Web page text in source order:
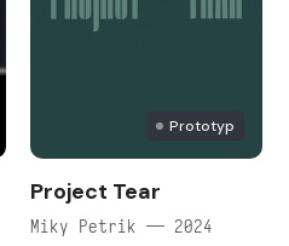
Prototyp
Project Tear
Miky Petrik — 2024